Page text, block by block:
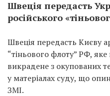
Швеція передасть
російського
Швеція передасть Києву
“тіньового флоту” РФ,
викрадене з окупованих
у матеріалах суду, що
ЗМІ.